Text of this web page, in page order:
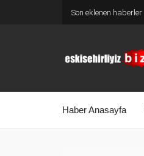
Son eklenen haberler
Haber Anasayfa